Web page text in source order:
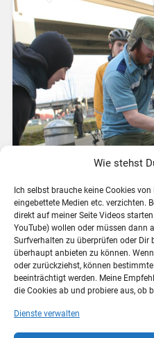
Wie stehst
Ich selbst brauche keine Cookies
eingebettete Medien etc. verzichten.
direkt auf meiner Seite Videos
YouTube) wollen oder müssen dann
Surfverhalten zu überprüfen oder
überhaupt anbieten zu können.
oder zurückziehst, können
beeinträchtigt werden. Meine
die Cookies ab und probiere aus, ob
Dienste verwalten
Im Course zu Open
geht es diese Woche ums
selbst OER zu
„einfach“ ein neues Video
gestalten, sondern ganz
freies…
Weiterlesen →